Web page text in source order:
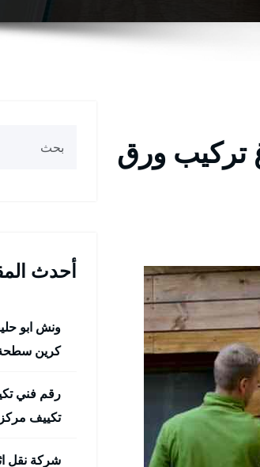
/ 66405052 / صباغ تركيب ورق
أحدث
كرين سطحة
تكييف مركزي 24